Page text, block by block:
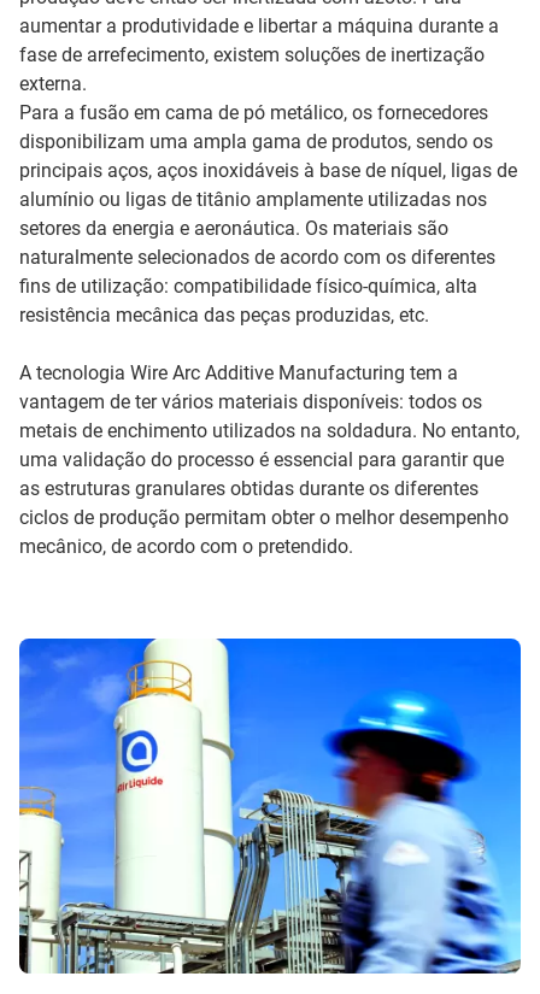
aumentar a produtividade e libertar a máquina durante a
fase de arrefecimento, existem soluções de inertização
externa.
Para a fusão em cama de pó metálico, os fornecedores
disponibilizam uma ampla gama de produtos, sendo os
principais aços, aços inoxidáveis à base de níquel, ligas de
alumínio ou ligas de titânio amplamente utilizadas nos
setores da energia e aeronáutica. Os materiais são
naturalmente selecionados de acordo com os diferentes
fins de utilização: compatibilidade físico-química, alta
resistência mecânica das peças produzidas, etc.
A tecnologia Wire Arc Additive Manufacturing tem a
vantagem de ter vários materiais disponíveis: todos os
metais de enchimento utilizados na soldadura. No entanto,
uma validação do processo é essencial para garantir que
as estruturas granulares obtidas durante os diferentes
ciclos de produção permitam obter o melhor desempenho
mecânico, de acordo com o pretendido.